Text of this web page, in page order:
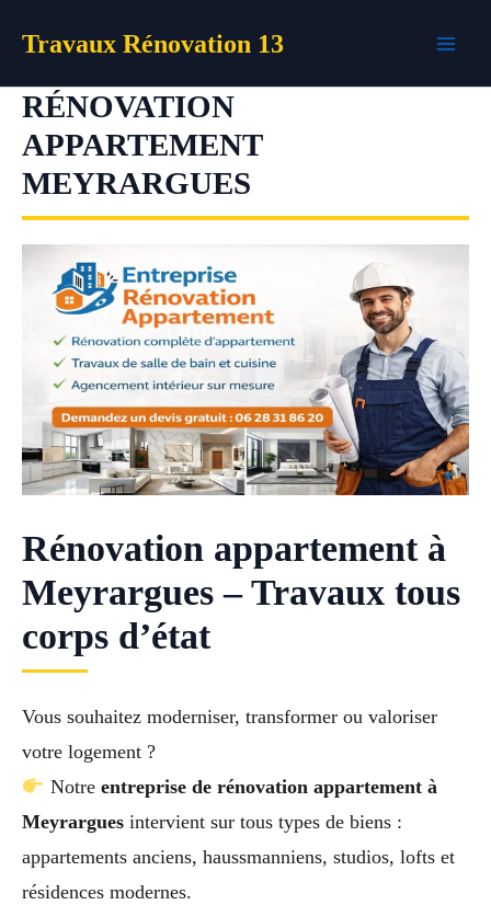
Travaux Rénovation 13
RÉNOVATION
APPARTEMENT
MEYRARGUES
Rénovation appartement à
Meyrargues – Travaux tous
corps d’état
Vous souhaitez moderniser, transformer ou valoriser
votre logement ?
Notre entreprise de rénovation appartement à
Meyrargues intervient sur tous types de biens :
appartements anciens, haussmanniens, studios, lofts et
résidences modernes.